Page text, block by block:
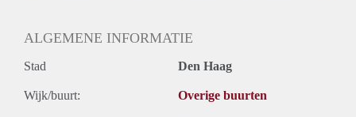
ALGEMENE INFORMATIE
Stad Den Haag
Wijk/buurt: Overige buurten